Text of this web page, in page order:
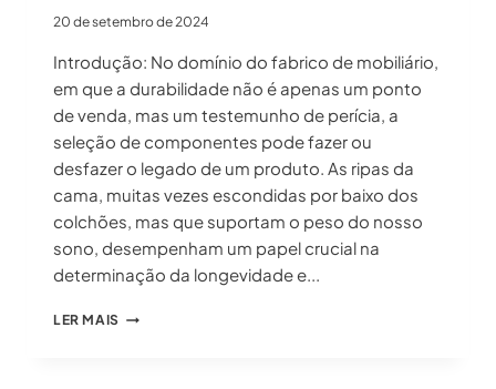
20 de setembro de 2024
Introdução: No domínio do fabrico de mobiliário,
em que a durabilidade não é apenas um ponto
de venda, mas um testemunho de perícia, a
seleção de componentes pode fazer ou
desfazer o legado de um produto. As ripas da
cama, muitas vezes escondidas por baixo dos
colchões, mas que suportam o peso do nosso
sono, desempenham um papel crucial na
determinação da longevidade e...
LER MAIS DURABILIDADE